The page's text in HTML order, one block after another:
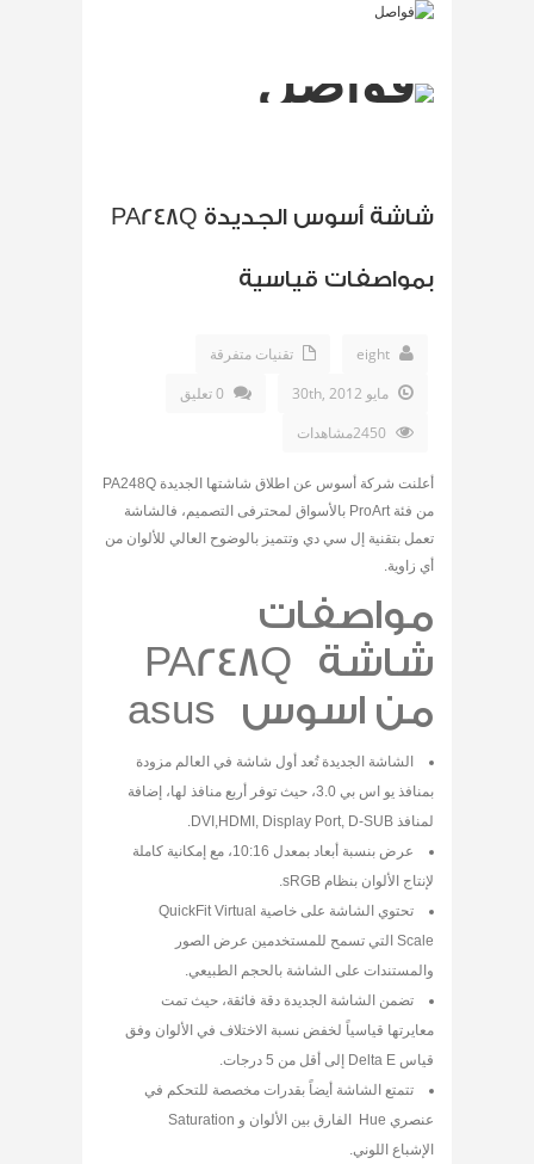
شاشة أسوس الجديدة PA248Q
بمواصفات قياسية
eight
تقنيات متفرقة
مايو 30th, 2012
0 تعليق
أعلنت شركة أسوس عن اطلاق شاشتها الجديدة PA248Q
من فئة ProArt بالأسواق لمحترفى التصميم، فالشاشة
تعمل بتقنية إل سي دي وتتميز بالوضوح العالي للألوان من
أي زاوية.
مواصفات
شاشة PA248Q
من اسوس asus
الشاشة الجديدة تُعد أول شاشة في العالم مزودة
بمنافذ يو اس بي 3.0، حيث توفر أربع منافذ لها، إضافة
لمنافذ DVI,HDMI, Display Port, D-SUB.
عرض بنسبة أبعاد بمعدل 10:16، مع إمكانية كاملة
لإنتاج الألوان بنظام sRGB.
تحتوي الشاشة على خاصية QuickFit Virtual
Scale التي تسمح للمستخدمين عرض الصور
والمستندات على الشاشة بالحجم الطبيعي.
تضمن الشاشة الجديدة دقة فائقة، حيث تمت
معايرتها قياسياً لخفض نسبة الاختلاف في الألوان وفق
قياس Delta E إلى أقل من 5 درجات.
تتمتع الشاشة أيضاً بقدرات مخصصة للتحكم في
عنصري Hue الفارق بين الألوان و Saturation
الإشباع اللوني.